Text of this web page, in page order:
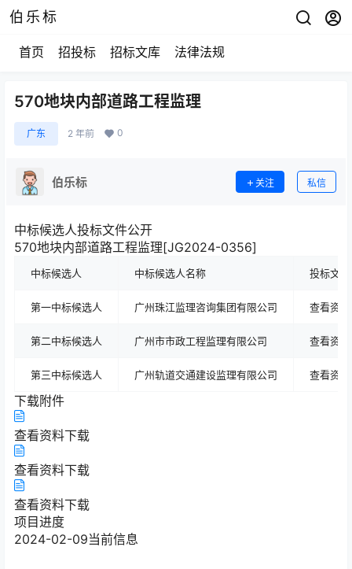
伯乐标
首页 招投标 招标文库 法律法规
570地块内部道路工程监理
广东 2 年前 0
伯乐标 关注 私信
中标候选人投标文件公开
570地块内部道路工程监理[JG2024-0356]
中标候选人 中标候选人名称 投标文
第一中标候选人 广州珠江监理咨询集团有限公司 查看资料
第二中标候选人 广州市市政工程监理有限公司 查看资料
第三中标候选人 广州轨道交通建设监理有限公司 查看资料
下载附件
查看资料下载
查看资料下载
查看资料下载
项目进度
2024-02-09当前信息